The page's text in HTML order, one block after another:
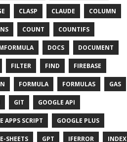
CLASP CLAUDE COLUMN
COUNT COUNTIFS
DOCS DOCUMENT
FILTER FIND FIREBASE
FORMULA FORMULAS GAS
GIT GOOGLE API
APPS SCRIPT GOOGLE PLUS
SHEETS GPT IFERROR INDEX